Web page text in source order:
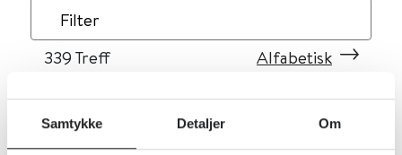
Samtykke Detaljer Om
Filter
339 Treff Alfabetisk